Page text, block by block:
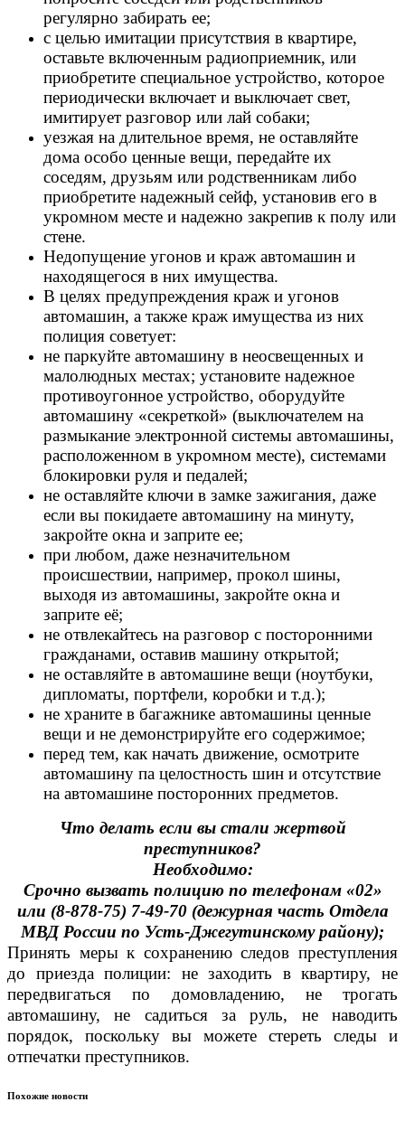
регулярно забирать ее;
с целью имитации присутствия в квартире,
оставьте включенным радиоприемник, или
приобретите специальное устройство, которое
периодически включает и выключает свет,
имитирует разговор или лай собаки;
уезжая на длительное время, не оставляйте
дома особо ценные вещи, передайте их
соседям, друзьям или родственникам либо
приобретите надежный сейф, установив его в
укромном месте и надежно закрепив к полу или
стене.
Недопущение угонов и краж автомашин и
находящегося в них имущества.
В целях предупреждения краж и угонов
автомашин, а также краж имущества из них
полиция советует:
не паркуйте автомашину в неосвещенных и
малолюдных местах; установите надежное
противоугонное устройство, оборудуйте
автомашину «секреткой» (выключателем на
размыкание электронной системы автомашины,
расположенном в укромном месте), системами
блокировки руля и педалей;
не оставляйте ключи в замке зажигания, даже
если вы покидаете автомашину на минуту,
закройте окна и заприте ее;
при любом, даже незначительном
происшествии, например, прокол шины,
выходя из автомашины, закройте окна и
заприте её;
не отвлекайтесь на разговор с посторонними
гражданами, оставив машину открытой;
не оставляйте в автомашине вещи (ноутбуки,
дипломаты, портфели, коробки и т.д.);
не храните в багажнике автомашины ценные
вещи и не демонстрируйте его содержимое;
перед тем, как начать движение, осмотрите
автомашину па целостность шин и отсутствие
на автомашине посторонних предметов.
Что делать если вы стали жертвой
преступников?
Необходимо:
Срочно вызвать полицию по телефонам «02»
или (8-878-75) 7-49-70 (дежурная часть Отдела
МВД России по Усть-Джегутинскому району);
Принять меры к сохранению следов преступления
до приезда полиции: не заходить в квартиру, не
передвигаться по домовладению, не трогать
автомашину, не садиться за руль, не наводить
порядок, поскольку вы можете стереть следы и
отпечатки преступников.
Похожие новости